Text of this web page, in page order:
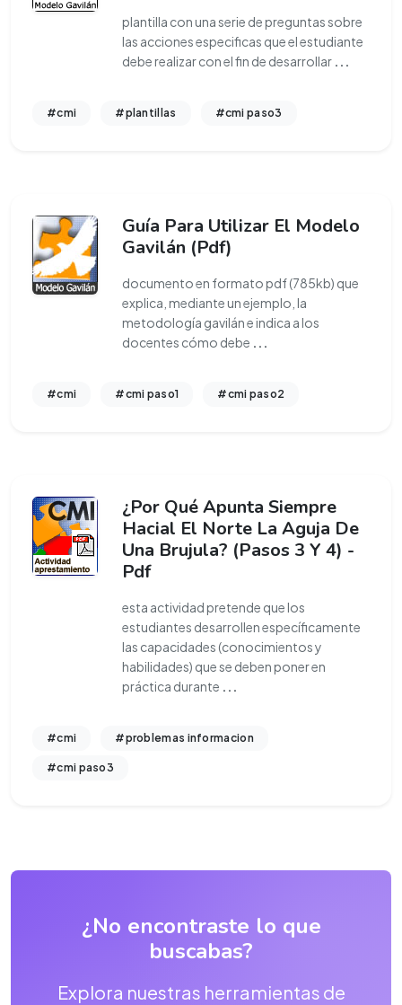
plantilla con una serie de preguntas sobre
las acciones especificas que el estudiante
debe realizar con el fin de desarrollar ...
#cmi #plantillas #cmi paso3
Guía Para Utilizar El Modelo
Gavilán (Pdf)
documento en formato pdf (785kb) que
explica, mediante un ejemplo, la
metodología gavilán e indica a los
docentes cómo debe ...
#cmi #cmi paso1 #cmi paso2
¿Por Qué Apunta Siempre
Hacial El Norte La Aguja De
Una Brujula? (Pasos 3 Y 4) -
Pdf
esta actividad pretende que los
estudiantes desarrollen específicamente
las capacidades (conocimientos y
habilidades) que se deben poner en
práctica durante ...
#cmi #problemas informacion
#cmi paso3
¿No encontraste lo que
buscabas?
Explora nuestras herramientas de